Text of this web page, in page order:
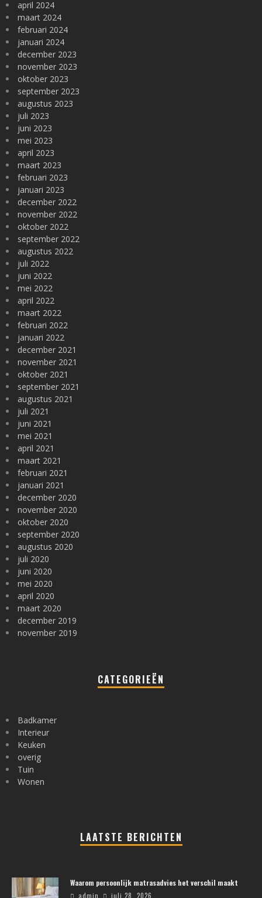
april 2024
maart 2024
februari 2024
januari 2024
december 2023
november 2023
oktober 2023
september 2023
augustus 2023
juli 2023
juni 2023
mei 2023
april 2023
maart 2023
februari 2023
januari 2023
december 2022
november 2022
oktober 2022
september 2022
augustus 2022
juli 2022
juni 2022
mei 2022
april 2022
maart 2022
februari 2022
januari 2022
december 2021
november 2021
oktober 2021
september 2021
augustus 2021
juli 2021
juni 2021
mei 2021
april 2021
maart 2021
februari 2021
januari 2021
december 2020
november 2020
oktober 2020
september 2020
augustus 2020
juli 2020
juni 2020
mei 2020
april 2020
maart 2020
december 2019
november 2019
CATEGORIEËN
Badkamer
Interieur
Keuken
overig
Tuin
Wonen
LAATSTE BERICHTEN
Waarom persoonlijk matrasadvies het verschil maakt
admin juli 28, 2026